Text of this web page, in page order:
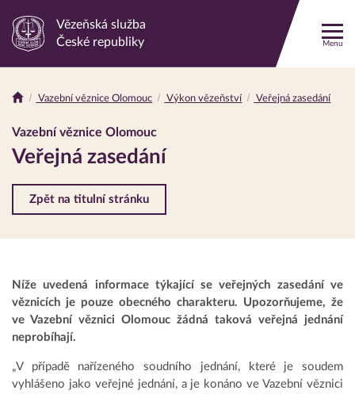
Odkaz
stránku
Vězeňská služba
České republiky
Menu
Drobečková
navigace
Vazební věznice Olomouc Výkon vězeňství Veřejná zasedání
Vazební věznice Olomouc
Veřejná zasedání
Zpět na titulní stránku
Níže uvedená informace týkající se veřejných zasedání ve
věznicích je pouze obecného charakteru. Upozorňujeme, že
ve Vazební věznici Olomouc žádná taková veřejná jednání
neprobíhají.
„V případě nařízeného soudního jednání, které je soudem
vyhlášeno jako veřejné jednání, a je konáno ve Vazební věznici